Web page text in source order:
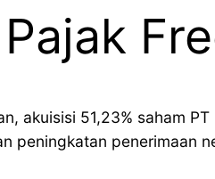
akuisisi 51,23% saham
peningkatan penerimaan